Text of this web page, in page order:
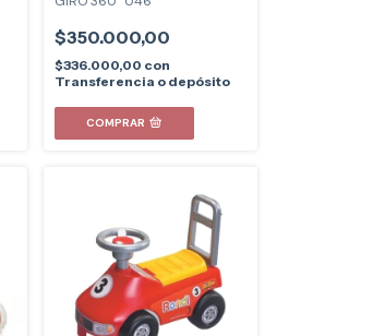
$350.000,00
$336.000,00 con
Transferencia o depósito
COMPRAR